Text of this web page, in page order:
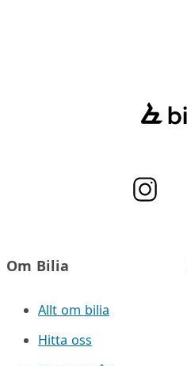
Om Bilia
Allt om bilia
Hitta oss